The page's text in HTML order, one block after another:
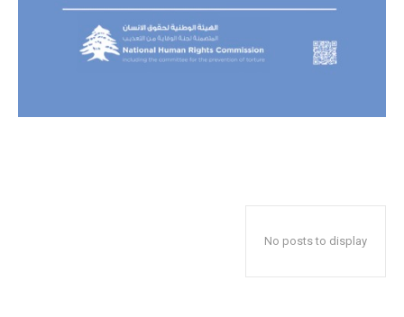
No posts to display